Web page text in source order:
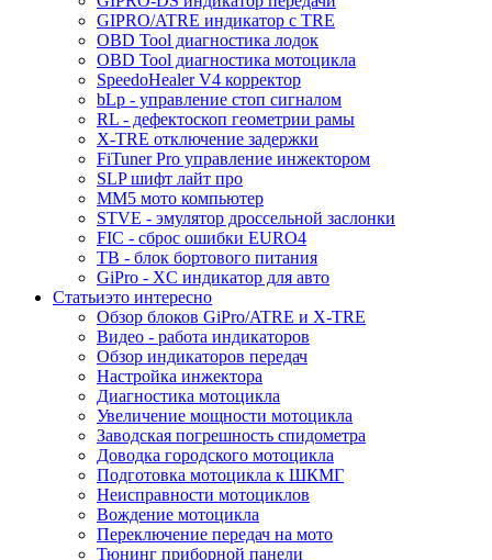
GIPRO/ATRE индикатор с TRE
OBD Tool диагностика лодок
OBD Tool диагностика мотоцикла
SpeedoHealer V4 корректор
bLp - управление стоп сигналом
RL - дефектоскоп геометрии рамы
X-TRE отключение задержки
FiTuner Pro управление инжектором
SLP шифт лайт про
MM5 мото компьютер
STVE - эмулятор дроссельной заслонки
FIC - сброс ошибки EURO4
TB - блок бортового питания
GiPro - XC индикатор для авто
Статьиэто интересно
Обзор блоков GiPro/ATRE и X-TRE
Видео - работа индикаторов
Обзор индикаторов передач
Настройка инжектора
Диагноcтика мотоцикла
Увеличение мощности мотоцикла
Заводская погрешность спидометра
Доводка городского мотоцикла
Подготовка мотоцикла к ШКМГ
Неисправности мотоциклов
Вождение мотоцикла
Переключение передач на мото
Тюнинг приборной панели